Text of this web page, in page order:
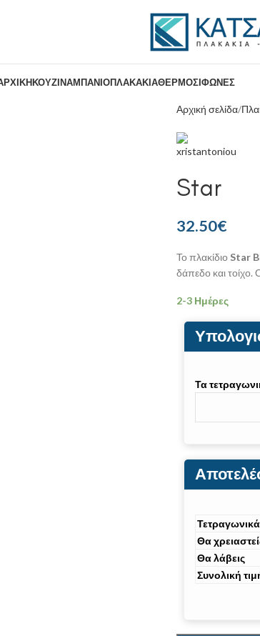
ΚΟΥΖΊΝΑΜΠΆΝΙΟΠΛΑΚΆΚΙΑΘΕΡΜΟΣΊΦΩΝΕΣ
Αρχική σελίδα
Star
32.50€
Το πλακίδιο Star
δάπεδο και τοίχο.
2-3 Ημέρες
Τα
Θα
Θα λάβεις
Συνολική